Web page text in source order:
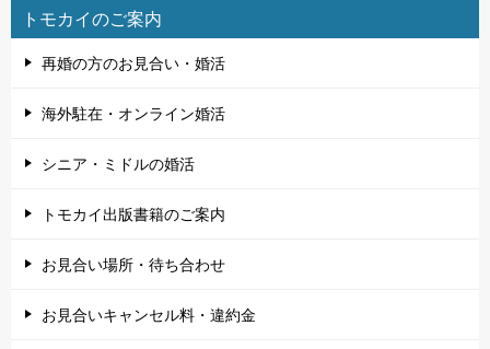
トモカイのご案内
再婚の方のお見合い・婚活
海外駐在・オンライン婚活
シニア・ミドルの婚活
トモカイ出版書籍のご案内
お見合い場所・待ち合わせ
お見合いキャンセル料・違約金